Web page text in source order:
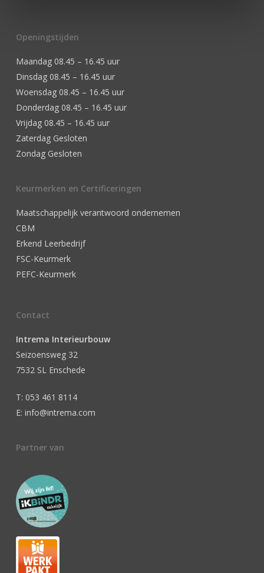
Openingstijden
Maandag 08.45 – 16.45 uur
Dinsdag 08.45 – 16.45 uur
Woensdag 08.45 – 16.45 uur
Donderdag 08.45 – 16.45 uur
Vrijdag 08.45 – 16.45 uur
Zaterdag Gesloten
Zondag Gesloten
Keurmerken en Certificeringen
Maatschappelijk verantwoord ondernemen
CBM
Erkend Leerbedrijf
FSC-Keurmerk
PEFC-Keurmerk
Contact
Intrema Interieurbouw
Seizoensweg 32
7532 SL Enschede
T: 053 461 8114
E: info@intrema.com
Partner van